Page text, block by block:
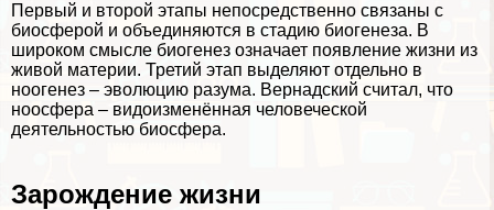
Первый и второй этапы непосредственно связаны с
биосферой и объединяются в стадию биогенеза. В
широком смысле биогенез означает появление жизни из
живой материи. Третий этап выделяют отдельно в
ноогенез – эволюцию разума. Вернадский считал, что
ноосфера – видоизменённая человеческой
деятельностью биосфера.
Зарождение жизни